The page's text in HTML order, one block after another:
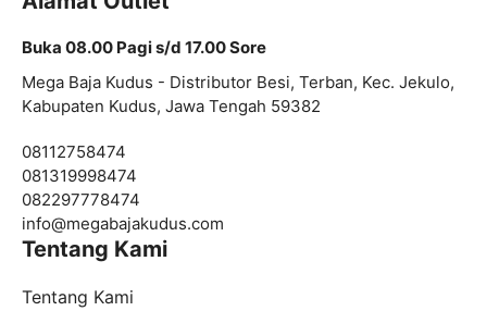
Buka 08.00 Pagi s/d 17.00 Sore
Mega Baja Kudus - Distributor Besi, Terban, Kec. Jekulo,
Kabupaten Kudus, Jawa Tengah 59382
08112758474
081319998474
082297778474
info@megabajakudus.com
Tentang Kami
Tentang Kami